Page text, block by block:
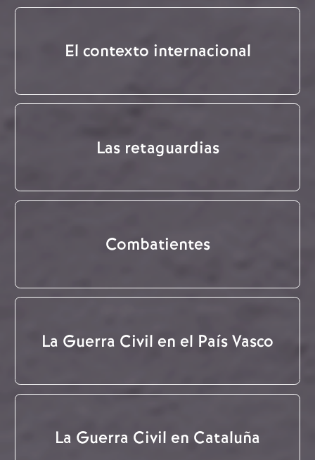
El contexto internacional
Las retaguardias
Combatientes
La Guerra Civil en el País Vasco
La Guerra Civil en Cataluña